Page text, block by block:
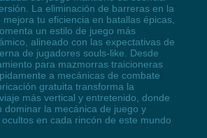
La eliminación de barreras en la
tu eficiencia en batallas épicas,
un estilo de juego más
alineado con las expectativas de
de jugadores souls-like. Desde
para mazmorras traicioneras
a mecánicas de combate
gratuita transforma la
más vertical y entretenido, donde
dominar la mecánica de juego y
en cada rincón de este mundo